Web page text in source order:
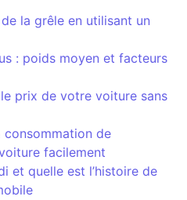
la grêle en utilisant un
: poids moyen et facteurs
prix de votre voiture sans
consommation de
facilement
et quelle est l’histoire de